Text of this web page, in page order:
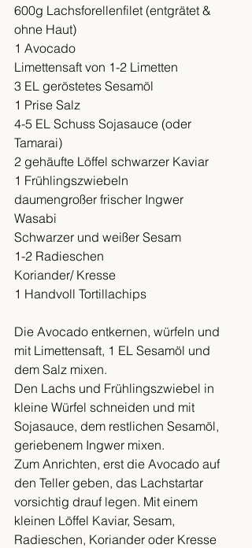
600g Lachsforellenfilet (entgrätet &
ohne Haut)
1 Avocado
Limettensaft von 1-2 Limetten
3 EL geröstetes Sesamöl
1 Prise Salz
4-5 EL Schuss Sojasauce (oder
Tamarai)
2 gehäufte Löffel schwarzer Kaviar
1 Frühlingszwiebeln
daumengroßer frischer Ingwer
Wasabi
Schwarzer und weißer Sesam
1-2 Radieschen
Koriander/ Kresse
1 Handvoll Tortillachips
Die Avocado entkernen, würfeln und
mit Limettensaft, 1 EL Sesamöl und
dem Salz mixen.
Den Lachs und Frühlingszwiebel in
kleine Würfel schneiden und mit
Sojasauce, dem restlichen Sesamöl,
geriebenem Ingwer mixen.
Zum Anrichten, erst die Avocado auf
den Teller geben, das Lachstartar
vorsichtig drauf legen. Mit einem
kleinen Löffel Kaviar, Sesam,
Radieschen, Koriander oder Kresse